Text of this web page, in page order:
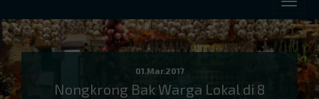
01.Mar.2017
Nongkrong Bak Warga Lokal di 8